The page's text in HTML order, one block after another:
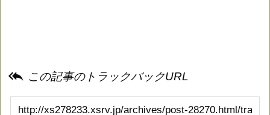
 この記事のトラックバックURL